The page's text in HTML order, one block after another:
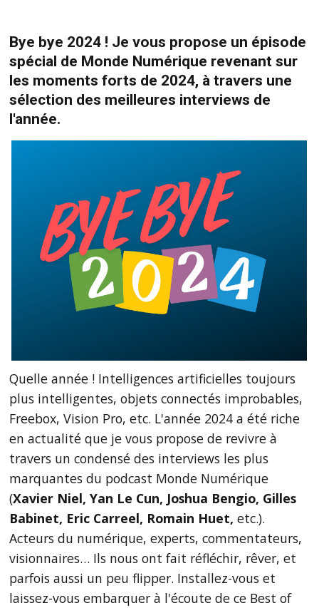
Bye bye 2024 ! Je vous propose un épisode
spécial de Monde Numérique revenant sur
les moments forts de 2024, à travers une
sélection des meilleures interviews de
l'année.
Quelle année ! Intelligences artificielles toujours
plus intelligentes, objets connectés improbables,
Freebox, Vision Pro, etc. L'année 2024 a été riche
en actualité que je vous propose de revivre à
travers un condensé des interviews les plus
marquantes du podcast Monde Numérique
(Xavier Niel, Yan Le Cun, Joshua Bengio, Gilles
Babinet, Eric Carreel, Romain Huet, etc.).
Acteurs du numérique, experts, commentateurs,
visionnaires… Ils nous ont fait réfléchir, rêver, et
parfois aussi un peu flipper. Installez-vous et
laissez-vous embarquer à l'écoute de ce Best of